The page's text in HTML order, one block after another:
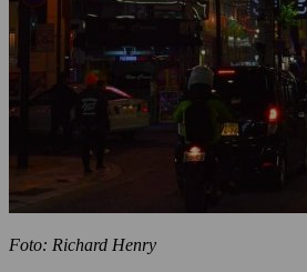
Foto: Richard Henry